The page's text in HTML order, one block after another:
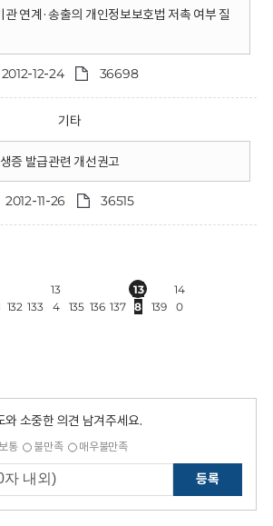
연계·송출의 개인정보보호법 저촉 여부 질
2012-12-24 36698
기타
증 발급관련 개선권고
2012-11-26 36515
132 133
13
4
135 136 137
13
8
139
14
0
와 소중한 의견 남겨주세요.
보통 불만족 매우불만족
등록